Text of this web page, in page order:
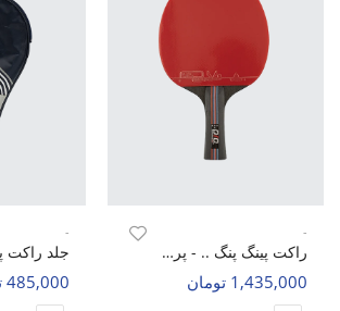
-
راکت پینگ پنگ .. - پرو اسپرتز 4 ستاره جلدار دار
1,435,000 تومان
-
485,000 تومان